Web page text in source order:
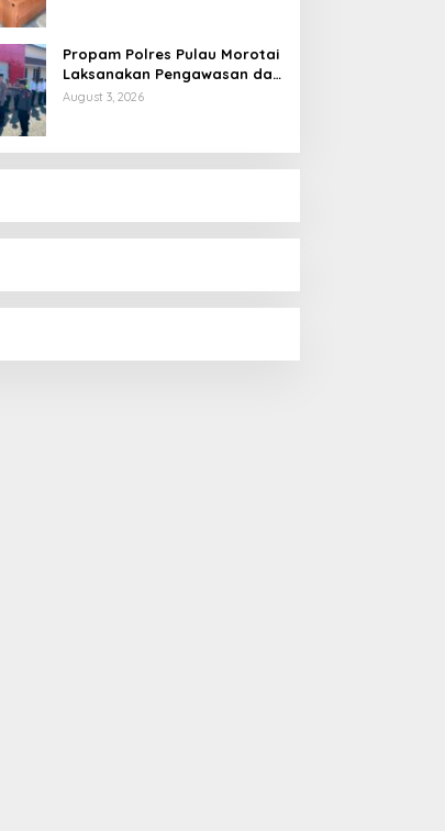
Propam Polres Pulau Morotai
Laksanakan Pengawasan dan
Pengecekan Personel Saat
August 3, 2026